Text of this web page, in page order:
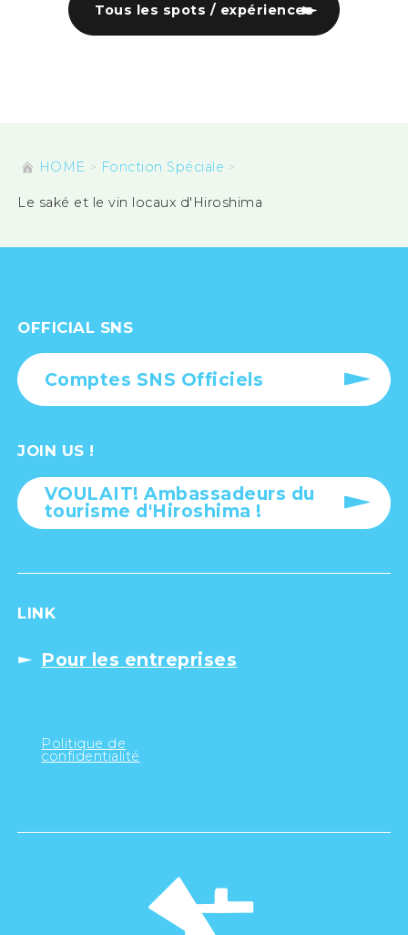
Tous les spots / expériences
HOME Fonction Spéciale
Le saké et le vin locaux d'Hiroshima
OFFICIAL SNS
Comptes SNS Officiels
JOIN US !
VOULAIT! Ambassadeurs du
tourisme d'Hiroshima !
LINK
Pour les entreprises
Politique de
confidentialité